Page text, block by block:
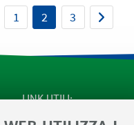
1 2 3
LINK UTILI